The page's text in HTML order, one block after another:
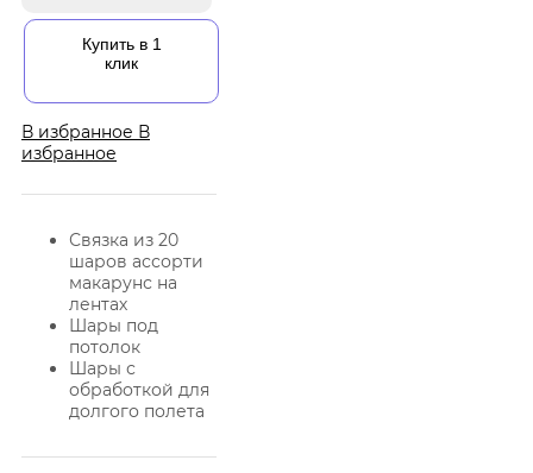
Купить в 1
клик
В избранное В
избранное
Связка из 20
шаров ассорти
макарунс на
лентах
Шары под
потолок
Шары с
обработкой для
долгого полета